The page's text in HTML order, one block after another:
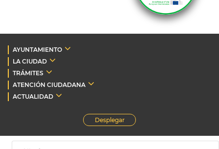
AYUNTAMIENTO
LA CIUDAD
TRÁMITES
ATENCIÓN CIUDADANA
ACTUALIDAD
Desplegar